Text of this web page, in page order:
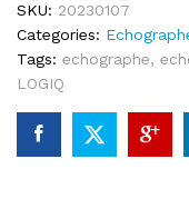
SKU: 20230107
Categories:
Tags: echographe,
LOGIQ